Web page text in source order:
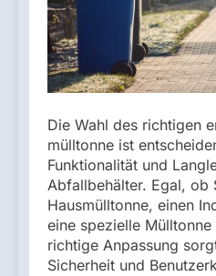
Die Wahl des richtigen
mülltonne ist
Funktionalität und
Abfallbehälter. Egal, ob
Hausmülltonne, einen
eine spezielle
richtige Anpassung
Sicherheit und